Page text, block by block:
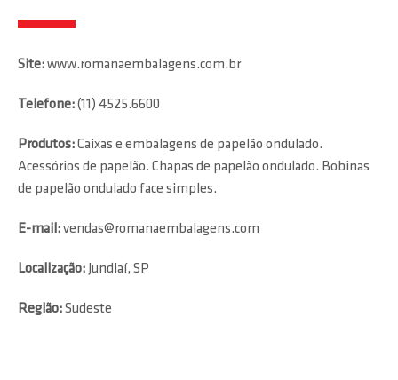
Site:www.romanaembalagens.com.br
Telefone:(11) 4525.6600
Produtos:Caixas e embalagens de papelão ondulado.
Acessórios de papelão. Chapas de papelão ondulado. Bobinas
de papelão ondulado face simples.
E-mail:vendas@romanaembalagens.com
Localização: Jundiaí, SP
Região:Sudeste